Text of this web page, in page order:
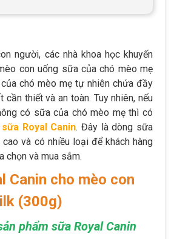
người, các nhà khoa học khuyến
con uống sữa của chó mèo mẹ
chó mèo mẹ tự nhiên chứa đầy
thiết và an toàn. Tuy nhiên, nếu
có sữa của chó mèo mẹ thì có
sữa Royal Canin. Đây là dòng sữa
và có nhiều loại để khách hàng
chọn và mua sắm.
Canin cho mèo con
(300g)
phẩm sữa Royal Canin